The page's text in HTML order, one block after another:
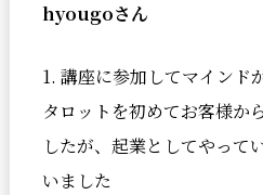
hyougoさん
1. 講座に参加してマインド
タロットを初めてお客様か
したが、起業としてやって
いました